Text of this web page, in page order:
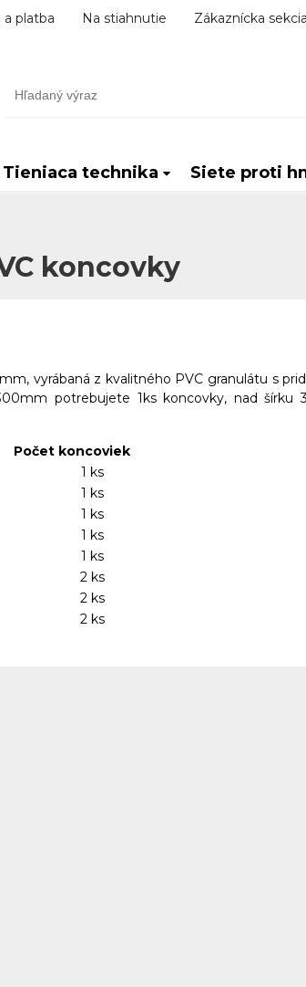
a platba Na stiahnutie Zákaznícka sekcia
Tieniaca technika Siete proti
koncovky
vyrábaná z kvalitného PVC granulátu s
potrebujete 1ks koncovky, nad
Počet koncoviek
1 ks
1 ks
1 ks
1 ks
1 ks
2 ks
2 ks
2 ks